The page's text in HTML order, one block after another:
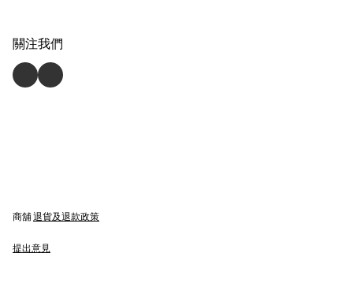
關注我們
商舖退貨及退款政策
提出意見